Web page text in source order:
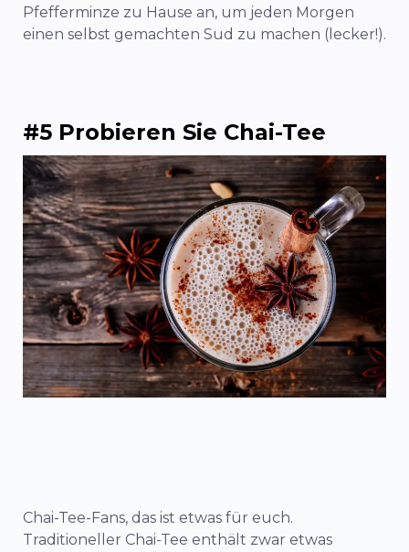
Pfefferminze zu Hause an, um jeden Morgen
einen selbst gemachten Sud zu machen (lecker!).
#5 Probieren Sie Chai-Tee
Chai-Tee-Fans, das ist etwas für euch.
Traditioneller Chai-Tee enthält zwar etwas